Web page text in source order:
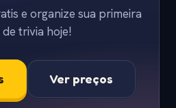
e organize sua primeira
trivia hoje!
Ver preços